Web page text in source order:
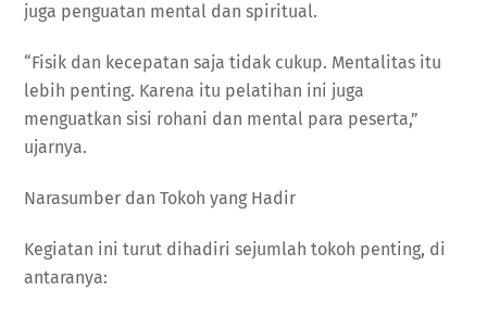
juga penguatan mental dan spiritual.
“Fisik dan kecepatan saja tidak cukup. Mentalitas itu
lebih penting. Karena itu pelatihan ini juga
menguatkan sisi rohani dan mental para peserta,”
ujarnya.
Narasumber dan Tokoh yang Hadir
Kegiatan ini turut dihadiri sejumlah tokoh penting, di
antaranya: